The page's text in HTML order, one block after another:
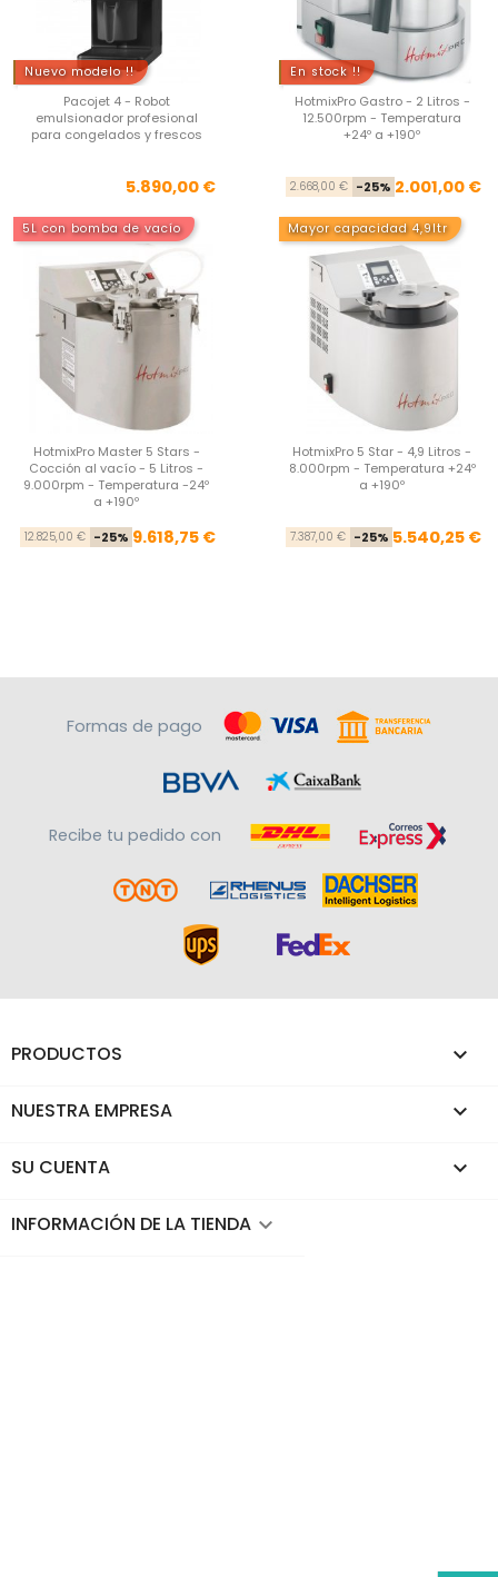
Nuevo modelo !!
Pacojet 4 - Robot
emulsionador profesional
para congelados y frescos
Precio
5.890,00 €
En stock !!
HotmixPro Gastro - 2 Litros -
12.500rpm - Temperatura
+24º a +190º
2.668,00 € -25% 2.001,00 €
5L con bomba de vacío
HotmixPro Master 5 Stars -
Cocción al vacío - 5 Litros -
9.000rpm - Temperatura -24º
a +190º
Precio base
12.825,00 € -25% Precio
9.618,75 €
Mayor capacidad 4,9ltr
HotmixPro 5 Star - 4,9 Litros -
8.000rpm - Temperatura +24º
a +190º
7.387,00 € -25% 5.540,25 €
Formas de pago
Recibe tu pedido con
PRODUCTOS 
NUESTRA EMPRESA 
SU CUENTA 
INFORMACIÓN DE LA TIENDA keyboard_arrow_down